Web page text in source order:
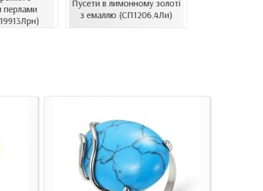
перлами
Пусети в лимонному золоті
з емаллю (СП1206.4Ли)